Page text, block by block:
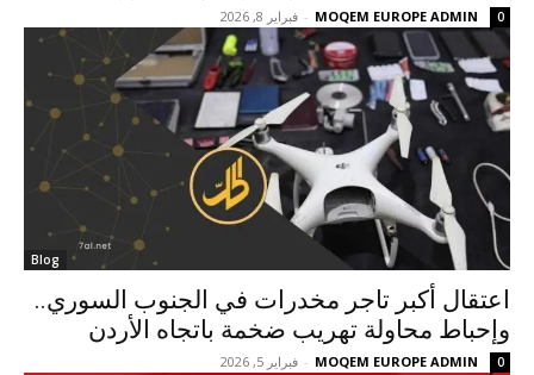
MOQEM EUROPE ADMIN
- فبراير 8, 2026 0
Blog
اعتقال أكبر تاجر مخدرات في الجنوب السوري..
وإحباط محاولة تهريب ضخمة باتجاه الأردن
MOQEM EUROPE ADMIN
- فبراير 5, 2026 0